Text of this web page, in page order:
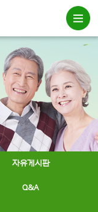
자유게시판
Q&A